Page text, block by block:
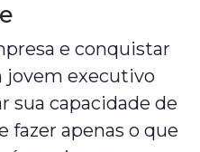
e conquistar
jovem executivo
sua capacidade de
fazer apenas o que